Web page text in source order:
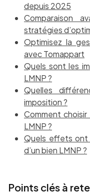
depuis 2025
Comparaison
stratégies
Optimisez la
avec Tomappart
Quels sont les
LMNP ?
Quelles
imposition ?
Comment
LMNP ?
Quels effets ont
d’un bien LMNP ?
Points clés à